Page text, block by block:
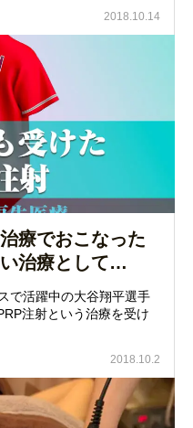
2018.10.14
療でおこなった
治療として…
で活躍中の大谷翔平選手
注射という治療を受け
2018.10.2